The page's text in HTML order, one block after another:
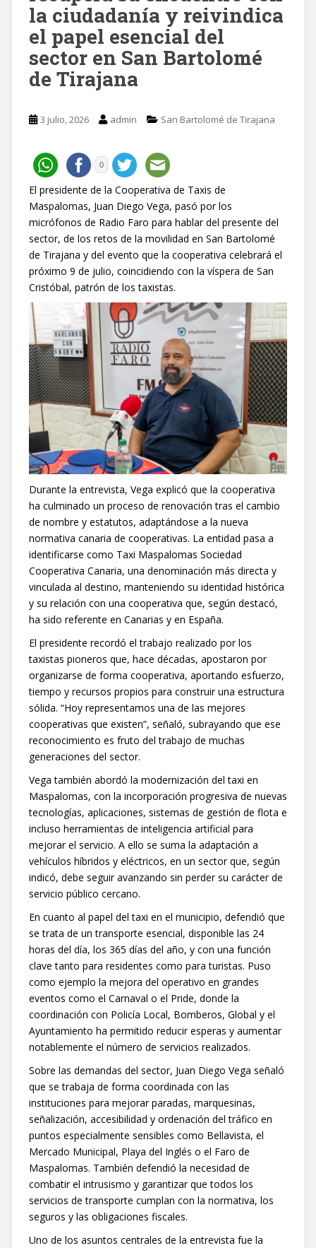
la ciudadanía y reivindica
el papel esencial del
sector en San Bartolomé
de Tirajana
3 julio, 2026 admin San Bartolomé de Tirajana
0
El presidente de la Cooperativa de Taxis de
Maspalomas, Juan Diego Vega, pasó por los
micrófonos de Radio Faro para hablar del presente del
sector, de los retos de la movilidad en San Bartolomé
de Tirajana y del evento que la cooperativa celebrará el
próximo 9 de julio, coincidiendo con la víspera de San
Cristóbal, patrón de los taxistas.
Durante la entrevista, Vega explicó que la cooperativa
ha culminado un proceso de renovación tras el cambio
de nombre y estatutos, adaptándose a la nueva
normativa canaria de cooperativas. La entidad pasa a
identificarse como Taxi Maspalomas Sociedad
Cooperativa Canaria, una denominación más directa y
vinculada al destino, manteniendo su identidad histórica
y su relación con una cooperativa que, según destacó,
ha sido referente en Canarias y en España.
El presidente recordó el trabajo realizado por los
taxistas pioneros que, hace décadas, apostaron por
organizarse de forma cooperativa, aportando esfuerzo,
tiempo y recursos propios para construir una estructura
sólida. “Hoy representamos una de las mejores
cooperativas que existen”, señaló, subrayando que ese
reconocimiento es fruto del trabajo de muchas
generaciones del sector.
Vega también abordó la modernización del taxi en
Maspalomas, con la incorporación progresiva de nuevas
tecnologías, aplicaciones, sistemas de gestión de flota e
incluso herramientas de inteligencia artificial para
mejorar el servicio. A ello se suma la adaptación a
vehículos híbridos y eléctricos, en un sector que, según
indicó, debe seguir avanzando sin perder su carácter de
servicio público cercano.
En cuanto al papel del taxi en el municipio, defendió que
se trata de un transporte esencial, disponible las 24
horas del día, los 365 días del año, y con una función
clave tanto para residentes como para turistas. Puso
como ejemplo la mejora del operativo en grandes
eventos como el Carnaval o el Pride, donde la
coordinación con Policía Local, Bomberos, Global y el
Ayuntamiento ha permitido reducir esperas y aumentar
notablemente el número de servicios realizados.
Sobre las demandas del sector, Juan Diego Vega señaló
que se trabaja de forma coordinada con las
instituciones para mejorar paradas, marquesinas,
señalización, accesibilidad y ordenación del tráfico en
puntos especialmente sensibles como Bellavista, el
Mercado Municipal, Playa del Inglés o el Faro de
Maspalomas. También defendió la necesidad de
combatir el intrusismo y garantizar que todos los
servicios de transporte cumplan con la normativa, los
seguros y las obligaciones fiscales.
Uno de los asuntos centrales de la entrevista fue la